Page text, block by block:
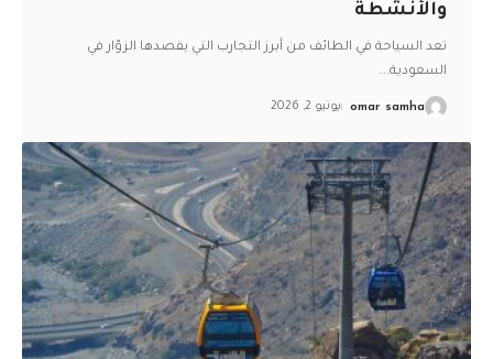
والأنشطة
تعد السياحة في الطائف من أبرز التجارب التي يقصدها الزوّار في
السعودية.…
omar samha يونيو 2, 2026